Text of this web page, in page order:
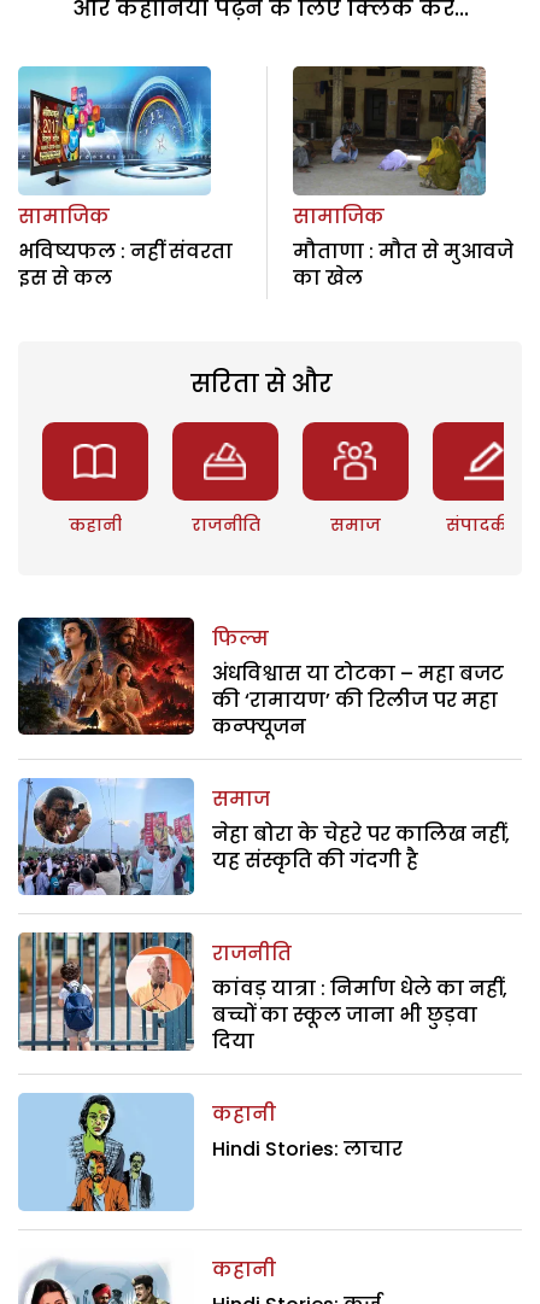
और कहानियां पढ़ने के लिए क्लिक करें...
सामाजिक
भविष्यफल : नहीं संवरता
इस से कल
सामाजिक
मौताणा : मौत से मुआवजे
का खेल
सरिता से और
कहानी राजनीति समाज संपादकीय
फिल्म
अंधविश्वास या टोटका – महा बजट
की ‘रामायण’ की रिलीज पर महा
कन्फ्यूजन
समाज
नेहा बोरा के चेहरे पर कालिख नहीं,
यह संस्कृति की गंदगी है
राजनीति
कांवड़ यात्रा : निर्माण धेले का नहीं,
बच्चों का स्कूल जाना भी छुड़वा
दिया
कहानी
Hindi Stories: लाचार
कहानी